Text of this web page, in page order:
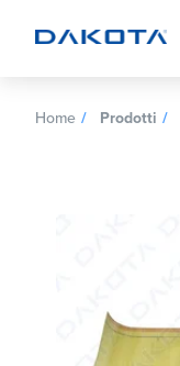
Home Prodotti